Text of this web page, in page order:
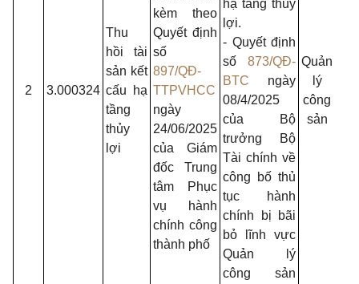
2 3.000324
Thu
hồi tài
sản kết
cấu hạ
tầng
thủy
lợi
kèm theo
Quyết định
số
897/QĐ-
TTPVHCC
ngày
24/06/2025
của Giám
đốc Trung
tâm Phục
vụ hành
chính công
thành phố
hạ tầng thủy
lợi.
- Quyết định
số 873/QĐ-
BTC ngày
08/4/2025
của Bộ
trưởng Bộ
Tài chính về
công bố thủ
tục hành
chính bị bãi
bỏ lĩnh vực
Quản lý
công sản
Quản
lý
công
sản